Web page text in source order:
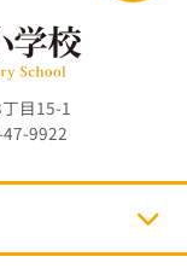
目15-1
9922